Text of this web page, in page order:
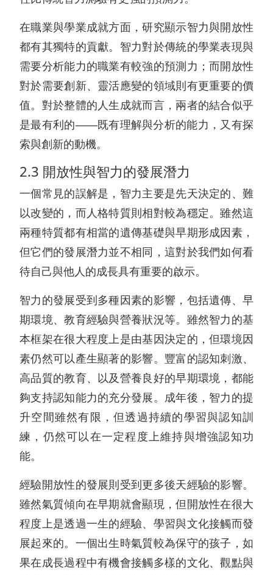
在職業與學業成就方面，研究顯示智力與開放性
都有其獨特的貢獻。智力對於傳統的學業表現與
需要分析能力的職業有較強的預測力；而開放性
對於需要創新、靈活應變的領域則有更重要的價
值。對於整體的人生成就而言，兩者的結合似乎
是最有利的——既有理解與分析的能力，又有探
索與創新的動機。
2.3 開放性與智力的發展潛力
一個常見的誤解是，智力主要是先天決定的、難
以改變的，而人格特質則相對較為穩定。雖然這
兩種特質都有相當的遺傳基礎與早期形成因素，
但它們的發展潛力並不相同，這對於我們如何看
待自己與他人的成長具有重要的啟示。
智力的發展受到多種因素的影響，包括遺傳、早
期環境、教育經驗與營養狀況等。雖然智力的基
本框架在很大程度上是由基因決定的，但環境因
素仍然可以產生顯著的影響。豐富的認知刺激、
高品質的教育、以及營養良好的早期環境，都能
夠支持認知能力的充分發展。成年後，智力的提
升空間雖然有限，但透過持續的學習與認知訓
練，仍然可以在一定程度上維持與增強認知功
能。
經驗開放性的發展則受到更多後天經驗的影響。
雖然氣質傾向在早期就會顯現，但開放性在很大
程度上是透過一生的經驗、學習與文化接觸而發
展起來的。一個出生時氣質較為保守的孩子，如
果在成長過程中有機會接觸多樣的文化、觀點與